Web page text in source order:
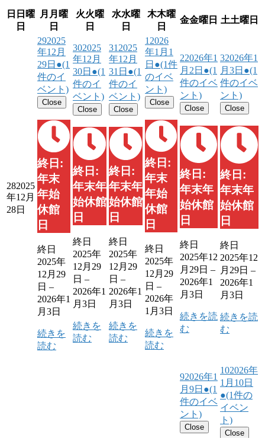
日 日曜
日
月 月曜
日
火火曜
日
水水曜
日
木木曜
日
金金曜日 土土曜日
282025
年12月
28日
292025
年12月
29日 ●(1
件のイ
ベント)
Close
終日:
年末
年始
休館
日
終日
2025年
12月29
日 –
2026年1
月3日
続きを
読む
302025
年12月
30日 ●(1
件のイ
ベント)
Close
終日:
年末年
始休館
日
終日
2025年
12月29
日 –
2026年1
月3日
続きを
読む
31 2025
年12月
31日 ●(1
件のイ
ベント)
Close
終日:
年末年
始休館
日
終日
2025年
12月29
日 –
2026年1
月3日
続きを
読む
1 2026
年1月1
日 ●(1件
のイベ
ント)
Close
終日:
年末
年始
休館
日
終日
2025年
12月29
日 –
2026年
1月3日
続きを
読む
22026年1
月2日 ●(1
件のイベ
ント)
Close
終日:
年末年
始休館
日
終日
2025年12
月29日 –
2026年1
月3日
続きを読
む
32026年1
月3日 ●(1
件のイベ
ント)
Close
終日:
年末年
始休館
日
終日
2025年12
月29日 –
2026年1
月3日
続きを読
む
92026年1
月9日 ●(1
件のイベ
ント)
Close
102026年
1月10日
●(1件の
イベン
ト)
Close